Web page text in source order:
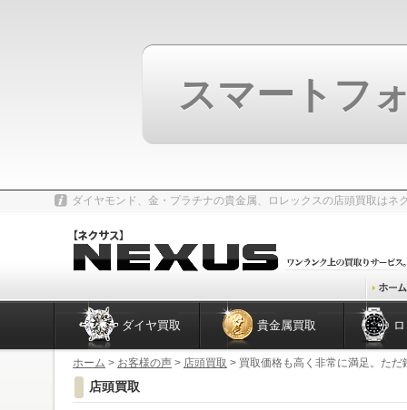
スマートフ
ダイヤモンド、金・プラチナの貴金属、ロレックスの店頭買取はネ
ダイヤ買取 貴金属買取
ホーム > お客様の声 > 店頭買取 > 買取価格も高く非常に満足。た
店頭買取